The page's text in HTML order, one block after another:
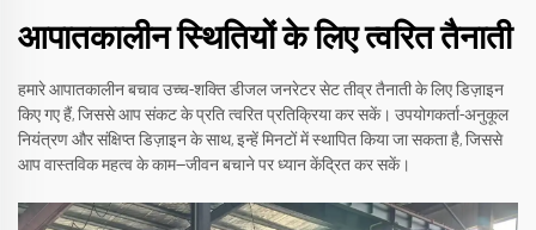
आपातकालीन स्थितियों के लिए त्वरित तैनाती
हमारे आपातकालीन बचाव उच्च-शक्ति डीजल जनरेटर सेट तीव्र तैनाती के लिए डिज़ाइन
किए गए हैं, जिससे आप संकट के प्रति त्वरित प्रतिक्रिया कर सकें। उपयोगकर्ता-अनुकूल
नियंत्रण और संक्षिप्त डिज़ाइन के साथ, इन्हें मिनटों में स्थापित किया जा सकता है, जिससे
आप वास्तविक महत्व के काम—जीवन बचाने पर ध्यान केंद्रित कर सकें।